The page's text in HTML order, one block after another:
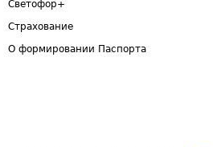
Светофор+
Страхование
О формировании Паспорта